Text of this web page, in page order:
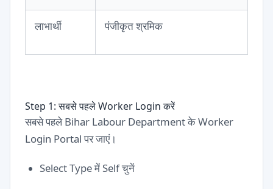
लाभार्थी पंजीकृत श्रमिक
Step 1: सबसे पहले Worker Login करें
सबसे पहले Bihar Labour Department के Worker
Login Portal पर जाएं।
Select Type में Self चुनें